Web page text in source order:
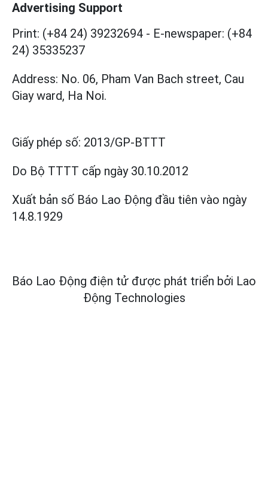
Advertising Support
Print: (+84 24) 39232694 - E-newspaper: (+84
24) 35335237
Address: No. 06, Pham Van Bach street, Cau
Giay ward, Ha Noi.
Giấy phép số: 2013/GP-BTTT
Do Bộ TTTT cấp ngày 30.10.2012
Xuất bản số Báo Lao Động đầu tiên vào ngày
14.8.1929
Báo Lao Động điện tử được phát triển bởi Lao
Động Technologies